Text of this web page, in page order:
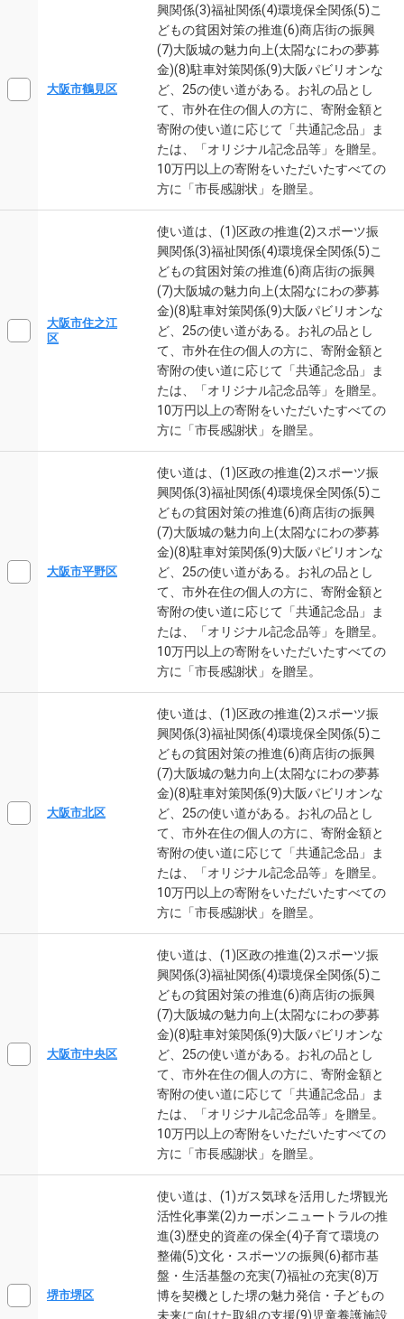
大阪市鶴見区
興関係(3)福祉関係(4)環境保全関係(5)こ
どもの貧困対策の推進(6)商店街の振興
(7)大阪城の魅力向上(太閤なにわの夢募
金)(8)駐車対策関係(9)大阪パビリオンな
ど、25の使い道がある。お礼の品とし
て、市外在住の個人の方に、寄附金額と
寄附の使い道に応じて「共通記念品」ま
たは、「オリジナル記念品等」を贈呈。
10万円以上の寄附をいただいたすべての
方に「市長感謝状」を贈呈。
大阪市住之江
区
使い道は、(1)区政の推進(2)スポーツ振
興関係(3)福祉関係(4)環境保全関係(5)こ
どもの貧困対策の推進(6)商店街の振興
(7)大阪城の魅力向上(太閤なにわの夢募
金)(8)駐車対策関係(9)大阪パビリオンな
ど、25の使い道がある。お礼の品とし
て、市外在住の個人の方に、寄附金額と
寄附の使い道に応じて「共通記念品」ま
たは、「オリジナル記念品等」を贈呈。
10万円以上の寄附をいただいたすべての
方に「市長感謝状」を贈呈。
大阪市平野区
使い道は、(1)区政の推進(2)スポーツ振
興関係(3)福祉関係(4)環境保全関係(5)こ
どもの貧困対策の推進(6)商店街の振興
(7)大阪城の魅力向上(太閤なにわの夢募
金)(8)駐車対策関係(9)大阪パビリオンな
ど、25の使い道がある。お礼の品とし
て、市外在住の個人の方に、寄附金額と
寄附の使い道に応じて「共通記念品」ま
たは、「オリジナル記念品等」を贈呈。
10万円以上の寄附をいただいたすべての
方に「市長感謝状」を贈呈。
大阪市北区
使い道は、(1)区政の推進(2)スポーツ振
興関係(3)福祉関係(4)環境保全関係(5)こ
どもの貧困対策の推進(6)商店街の振興
(7)大阪城の魅力向上(太閤なにわの夢募
金)(8)駐車対策関係(9)大阪パビリオンな
ど、25の使い道がある。お礼の品とし
て、市外在住の個人の方に、寄附金額と
寄附の使い道に応じて「共通記念品」ま
たは、「オリジナル記念品等」を贈呈。
10万円以上の寄附をいただいたすべての
方に「市長感謝状」を贈呈。
大阪市中央区
使い道は、(1)区政の推進(2)スポーツ振
興関係(3)福祉関係(4)環境保全関係(5)こ
どもの貧困対策の推進(6)商店街の振興
(7)大阪城の魅力向上(太閤なにわの夢募
金)(8)駐車対策関係(9)大阪パビリオンな
ど、25の使い道がある。お礼の品とし
て、市外在住の個人の方に、寄附金額と
寄附の使い道に応じて「共通記念品」ま
たは、「オリジナル記念品等」を贈呈。
10万円以上の寄附をいただいたすべての
方に「市長感謝状」を贈呈。
堺市堺区
使い道は、(1)ガス気球を活用した堺観光
活性化事業(2)カーボンニュートラルの推
進(3)歴史的資産の保全(4)子育て環境の
整備(5)文化・スポーツの振興(6)都市基
盤・生活基盤の充実(7)福祉の充実(8)万
博を契機とした堺の魅力発信・子どもの
未来に向けた取組の支援(9)児童養護施設